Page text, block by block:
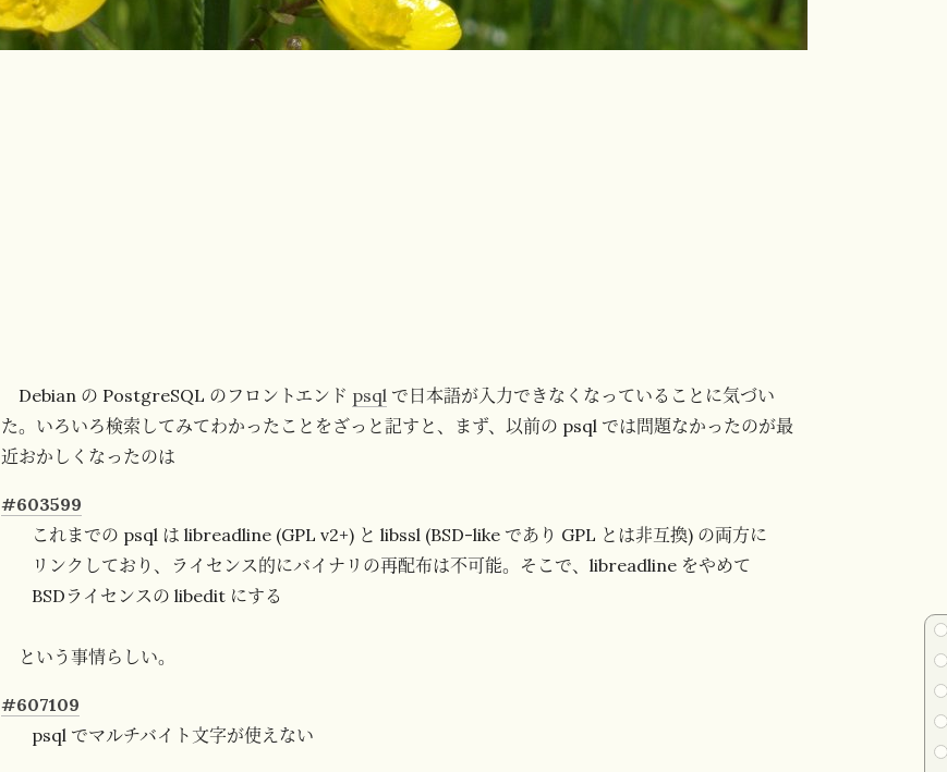
Debian の PostgreSQL のフロントエンド psql で日本語が入力できなくなっていることに気づい
た。いろいろ検索してみてわかったことをざっと記すと、まず、以前の psql では問題なかったのが最
近おかしくなったのは
#603599
これまでの psql は libreadline (GPL v2+) と libssl (BSD-like であり GPL とは非互換) の両方に
リンクしており、ライセンス的にバイナリの再配布は不可能。そこで、libreadline をやめて
BSDライセンスの libedit にする
という事情らしい。
#607109
psql でマルチバイト文字が使えない